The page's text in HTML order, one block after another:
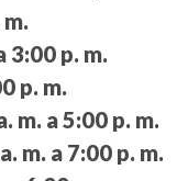
3:00 p. m.
p. m.
m. a 5:00 p. m.
m. a 7:00 p. m.